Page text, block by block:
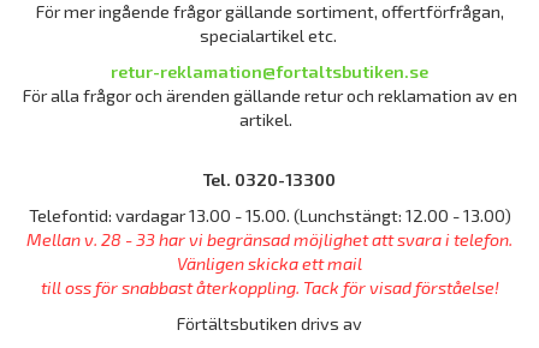
För mer ingående frågor gällande sortiment, offertförfrågan,
specialartikel etc.
retur-reklamation@fortaltsbutiken.se
För alla frågor och ärenden gällande retur och reklamation av en
artikel.
Tel. 0320-13300
Telefontid: vardagar 13.00 - 15.00. (Lunchstängt: 12.00 - 13.00)
Mellan v. 28 - 33 har vi begränsad möjlighet att svara i telefon.
Vänligen skicka ett mail
till oss för snabbast återkoppling. Tack för visad förståelse!
Förtältsbutiken drivs av